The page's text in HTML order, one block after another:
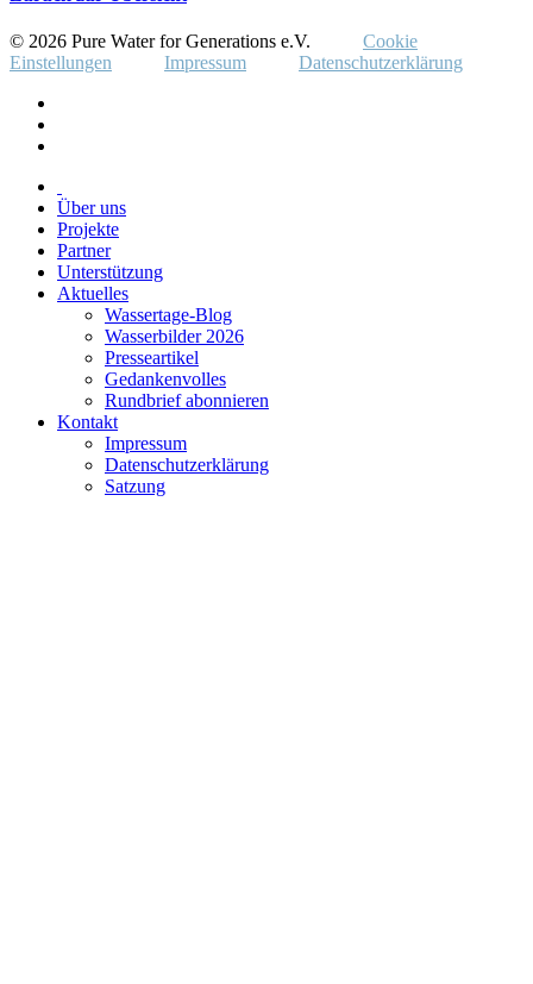
© 2026 Pure Water for Generations e.V.
Cookie
Einstellungen
Impressum Datenschutzerklärung
Über uns
Projekte
Partner
Unterstützung
Aktuelles
Wassertage-Blog
Wasserbilder 2026
Presseartikel
Gedankenvolles
Rundbrief abonnieren
Kontakt
Impressum
Datenschutzerklärung
Satzung